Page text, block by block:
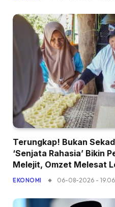
Terungkap! Bukan
‘Senjata Rahasia’ Bikin
Melejit, Omzet Melesat
EKONOMI 06-08-2026 - 19.06